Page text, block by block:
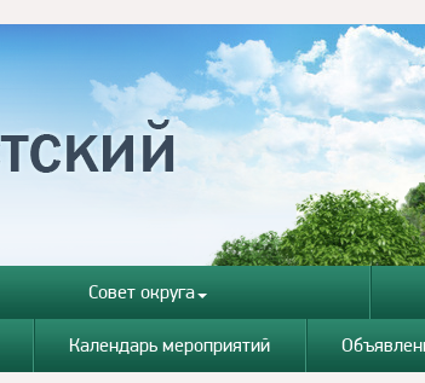
Совет округа
Календарь мероприятий